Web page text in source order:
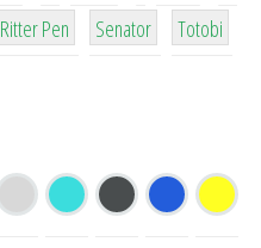
22
Ritter Pen
15
Senator
43
Totobi